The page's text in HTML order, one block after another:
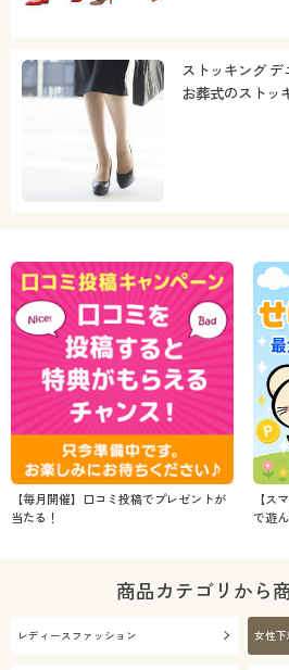
ストッキング
お葬式のストッ
【毎月開催】口コミ投稿でプレゼントが
当たる！
【ス
で遊
商品カテゴリから
レディースファッション 女性下